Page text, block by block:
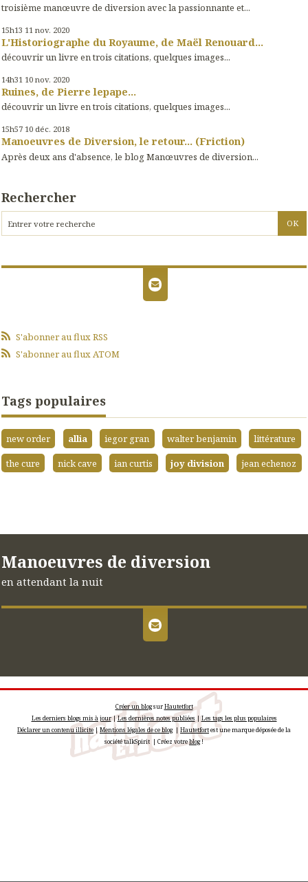
troisième manœuvre de diversion avec la passionnante et...
15h13 11 nov. 2020
L'Historiographe du Royaume, de Maël Renouard...
découvrir un livre en trois citations, quelques images...
14h31 10 nov. 2020
Ruines, de Pierre lepape...
découvrir un livre en trois citations, quelques images...
15h57 10 déc. 2018
Manoeuvres de Diversion, le retour... (Friction)
Après deux ans d'absence, le blog Manœuvres de diversion...
Rechercher
S'abonner au flux RSS
S'abonner au flux ATOM
Tags populaires
new order allia iegor gran walter benjamin
littérature
the cure
nick cave ian curtis joy division jean echenoz
Manoeuvres de diversion
en attendant la nuit
Créer un blogsurHautetfort
Les derniers blogs mis à jour|Les dernières notes publiées |Les tags les plus populaires
Déclarer un contenu illicite|Mentions légales de ce blog| Hautetfortest une marque déposée de la
société talkSpirit | Créez votreblog!